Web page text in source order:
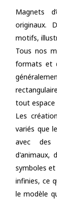
Magnets
originaux.
motifs,
Tous nos
formats et
tout espace
Les
variés que
avec des
d'animaux,
symboles
infinies, ce
le modèle